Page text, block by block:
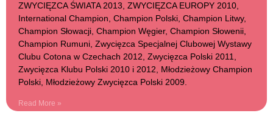
ZWYCIĘZCA ŚWIATA 2013, ZWYCIĘZCA EUROPY 2010,
International Champion, Champion Polski, Champion Litwy,
Champion Słowacji, Champion Węgier, Champion Słowenii,
Champion Rumuni, Zwycięzca Specjalnej Clubowej Wystawy
Clubu Cotona w Czechach 2012, Zwycięzca Polski 2011,
Zwycięzca Klubu Polski 2010 i 2012, Młodzieżowy Champion
Polski, Młodzieżowy Zwycięzca Polski 2009.
Read More »